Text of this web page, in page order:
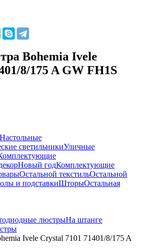
Bohemia Ivele
8/175 A GW FH1S
Настольные
светильникиУличные
Новый годКомплектующие
Остальной текстильОстальной
и подставкиШторыОстальная
люстрыНа штанге
Ivele Crystal 7101 71401/8/175 A